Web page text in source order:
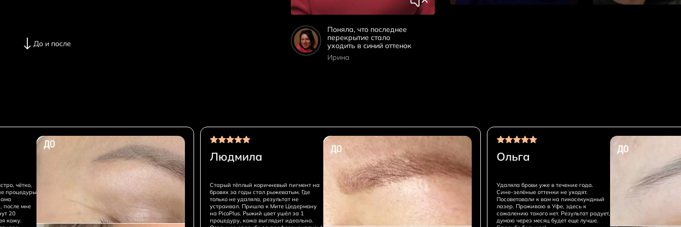
До и после
Поняла, что последнее
перекрытие стало
уходить в синий оттенок
Ирина
чётко,
процедуры
после мне
20
кожу.
Людмила
Старый тёплый коричневый пигмент на
бровях за годы стал рыжеватым. Где
только не удаляла, результат не
устраивал. Пришла к Мите Цедерману
на PicoPlus. Рыжий цвет ушёл за 1
процедуру, кожа выглядит идеально.
Ольга
Удаляла брови уже в течение года.
Сине-зелёные оттенки не уходят.
Посоветовали к вам на пикосекундный
лазер. Проживаю в Уфе, здесь к
сожалению такого нет. Результат радует,
думаю через месяц будет еще лучше.